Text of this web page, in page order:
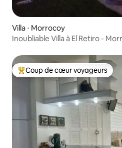
Villa ⋅ Morrocoy
Inoubliable Villa à El Retiro -
Coups de cœur voyageurs les
Coup de cœur voyageurs